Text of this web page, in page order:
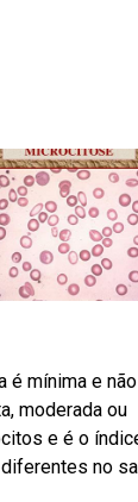
é mínima e não
moderada ou
e é o
no